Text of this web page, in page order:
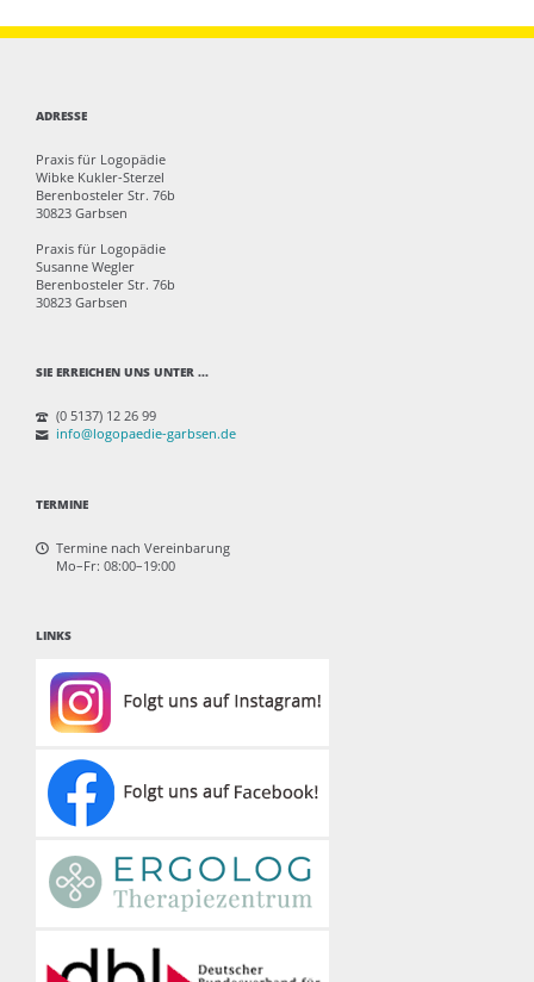
ADRESSE
Praxis für Logopädie
Wibke Kukler-Sterzel
Berenbosteler Str. 76b
30823 Garbsen
Praxis für Logopädie
Susanne Wegler
Berenbosteler Str. 76b
30823 Garbsen
SIE ERREICHEN UNS UNTER ...
(0 5137) 12 26 99
info@logopaedie-garbsen.de
TERMINE
Termine nach Vereinbarung
Mo–Fr: 08:00–19:00
LINKS